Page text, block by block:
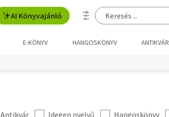
AI Könyvajánló
E-KÖNYV HANGOSKÖNYV ANTIKVÁR
Antikvár Idegen nyelvű Hangoskönyv